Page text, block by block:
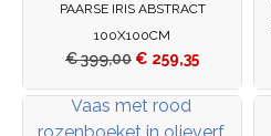
PAARSE IRIS ABSTRACT
100X100CM
€399,00 € 259,35